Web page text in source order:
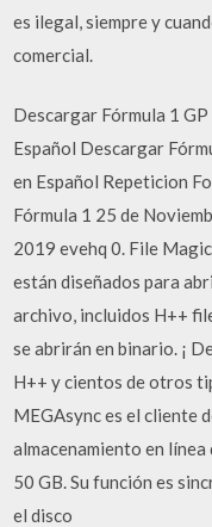
es ilegal, siempre y
comercial.
Descargar Fórmula 1
Español Descargar
en Español Repeticion
Fórmula 1 25 de
2019 evehq 0. File
están diseñados para
archivo, incluidos H++
se abrirán en binario. ¡
H++ y cientos de otros
MEGAsync es el cliente
almacenamiento en
50 GB. Su función es
el disco